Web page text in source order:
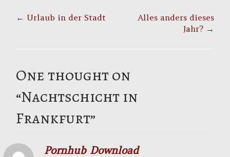
navigation
← Urlaub in der Stadt
Alles anders dieses
Jahr? →
One thought on
“Nachtschicht in
Frankfurt”
Pornhub Download